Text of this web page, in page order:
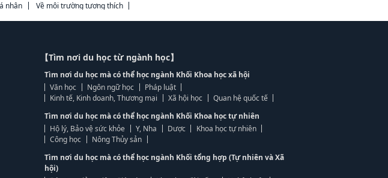
nhân Về môi trường tương thích
【Tìm nơi du học từ ngành học】
Tìm nơi du học mà có thể học ngành Khối Khoa học xã hội
Văn học
Ngôn ngữ học
Pháp luật
Kinh tế, Kinh doanh, Thương mại
Xã hội học
Quan hệ quốc tế
Tìm nơi du học mà có thể học ngành Khối Khoa học tự nhiên
Hộ lý, Bảo vệ sức khỏe
Y, Nha Dược
Khoa học tự nhiên
Công học
Nông Thủy sản
Tìm nơi du học mà có thể học ngành Khối tổng hợp (Tự nhiên và Xã
hội)